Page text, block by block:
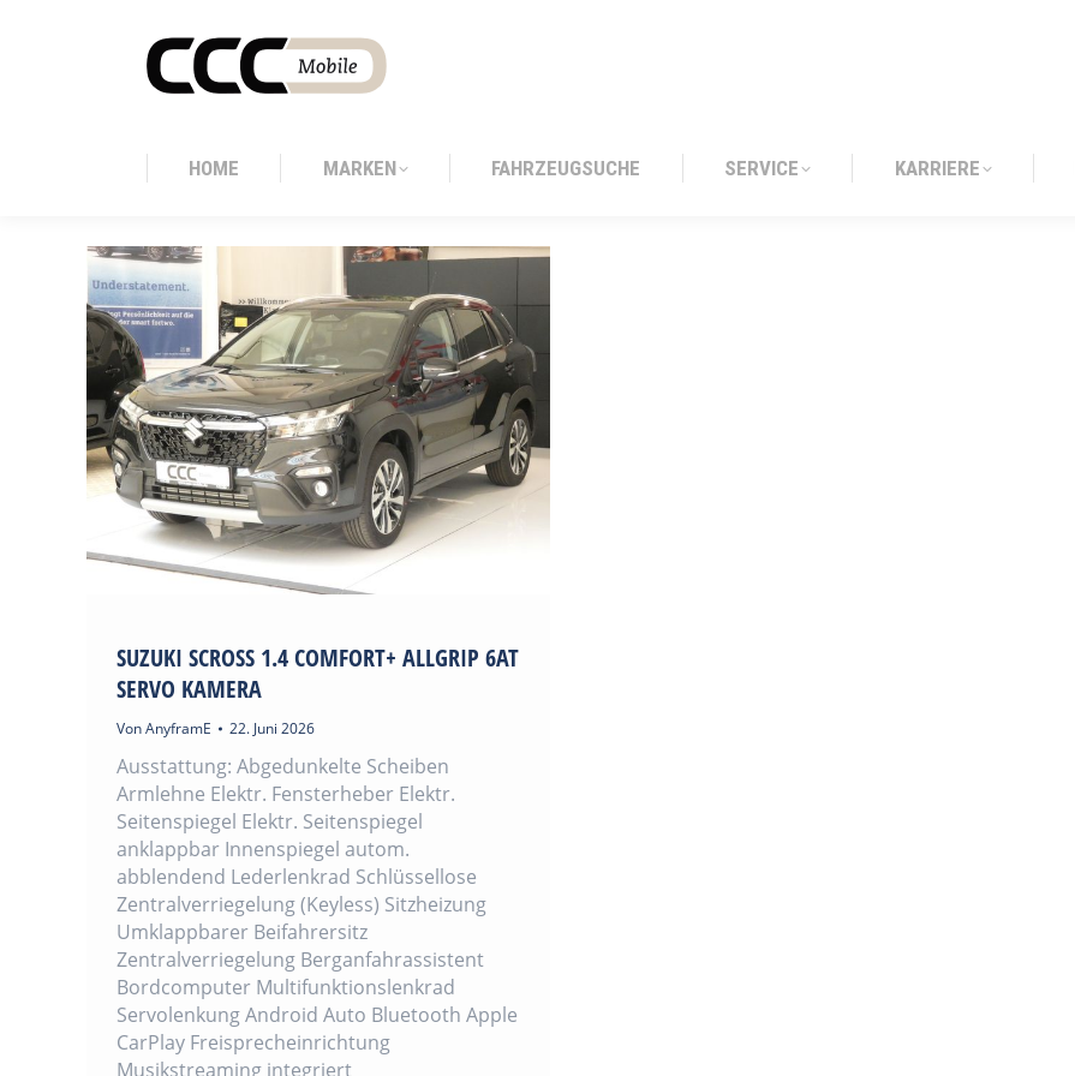
HOME MARKEN FAHRZEUGSUCHE SERVICE KARRIERE
SUZUKI SCROSS 1.4 COMFORT+ ALLGRIP 6AT
SERVO KAMERA
VonAnyframE 22. Juni 2026
Ausstattung: Abgedunkelte Scheiben
Armlehne Elektr. Fensterheber Elektr.
Seitenspiegel Elektr. Seitenspiegel
anklappbar Innenspiegel autom.
abblendend Lederlenkrad Schlüssellose
Zentralverriegelung (Keyless) Sitzheizung
Umklappbarer Beifahrersitz
Zentralverriegelung Berganfahrassistent
Bordcomputer Multifunktionslenkrad
Servolenkung Android Auto Bluetooth Apple
CarPlay Freisprecheinrichtung
Musikstreaming integriert
HOME MARKEN